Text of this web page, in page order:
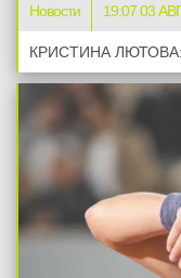
Новости 19:07 03
КРИСТИНА